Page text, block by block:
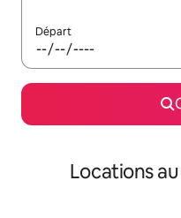
Départ
Locations